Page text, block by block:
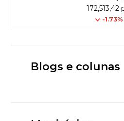
172,513,42
-1.73%
Blogs e colunas